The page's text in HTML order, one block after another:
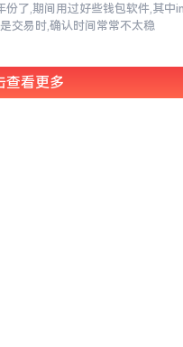
份了,期间用过好些钱包软件,其
交易时,确认时间常常不太稳
查看更多